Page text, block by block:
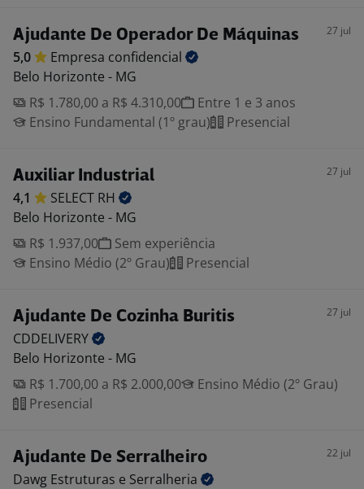
Ajudante De Operador De Máquinas 27 jul
5,0 Empresa confidencial
Belo Horizonte - MG
R$ 1.780,00 a R$ 4.310,00
Entre 1 e 3 anos
Ensino Fundamental (1º grau)
Presencial
Auxiliar Industrial 27 jul
4,1 SELECT RH
Belo Horizonte - MG
R$ 1.937,00
Sem experiência
Ensino Médio (2º Grau)
Presencial
Ajudante De Cozinha Buritis 27 jul
CDDELIVERY
Belo Horizonte - MG
R$ 1.700,00 a R$ 2.000,00
Ensino Médio (2º Grau)
Presencial
Ajudante De Serralheiro 22 jul
Dawg Estruturas e Serralheria